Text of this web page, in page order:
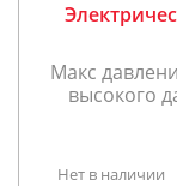
Макс
высокого
Нет в наличии